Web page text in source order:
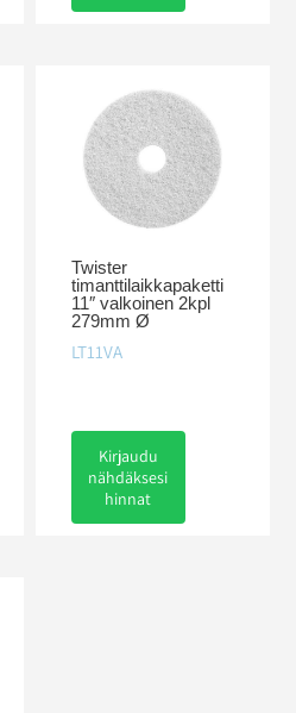
Twister
timanttilaikkapaketti
11″ valkoinen 2kpl
279mm Ø
LT11VA
Kirjaudu
nähdäksesi
hinnat